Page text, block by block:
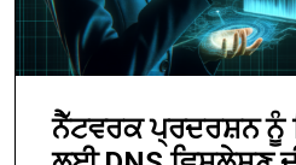
ਨੈੱਟਵਰਕ ਪ੍ਰਦਰਸ਼ਨ ਨੂੰ